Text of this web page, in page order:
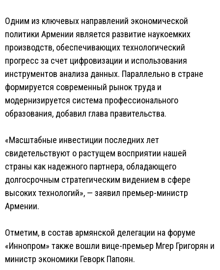
Одним из ключевых направлений экономической
политики Армении является развитие наукоемких
производств, обеспечивающих технологический
прогресс за счет цифровизации и использования
инструментов анализа данных. Параллельно в стране
формируется современный рынок труда и
модернизируется система профессионального
образования, добавил глава правительства.
«Масштабные инвестиции последних лет
свидетельствуют о растущем восприятии нашей
страны как надежного партнера, обладающего
долгосрочным стратегическим видением в сфере
высоких технологий», — заявил премьер-министр
Армении.
Отметим, в состав армянской делегации на форуме
«Иннопром» также вошли вице-премьер Мгер Григорян и
министр экономики Геворк Папоян.